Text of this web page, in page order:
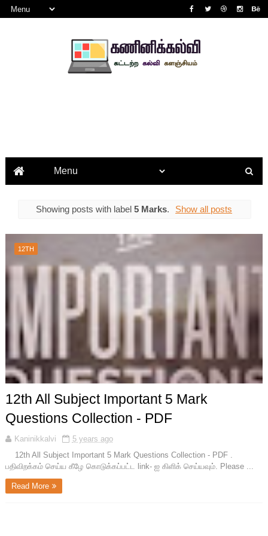
Showing posts with label 5 Marks. Show all posts
12TH
12th All Subject Important 5 Mark
Questions Collection - PDF
Kaninikkalvi
5 years ago
12th All Subject Important 5 Mark Questions Collection - PDF .
பதிவிறக்கம் செய்ய கீழே கொடுக்கப்பட்ட link- ஐ கிளிக் செய்யவும். Please ...
Read More